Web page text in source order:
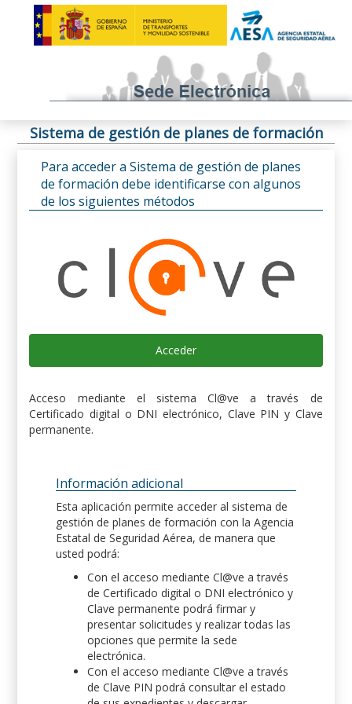
Sistema de gestión de planes de formación
Para acceder a Sistema de gestión de planes
de formación debe identificarse con algunos
de los siguientes métodos
Acceder
Acceso mediante el sistema Cl@ve a través de
Certificado digital o DNI electrónico, Clave PIN y Clave
permanente.
Información adicional
Esta aplicación permite acceder al sistema de
gestión de planes de formación con la Agencia
Estatal de Seguridad Aérea, de manera que
usted podrá:
Con el acceso mediante Cl@ve a través
de Certificado digital o DNI electrónico y
Clave permanente podrá firmar y
presentar solicitudes y realizar todas las
opciones que permite la sede
electrónica.
Con el acceso mediante Cl@ve a través
de Clave PIN podrá consultar el estado